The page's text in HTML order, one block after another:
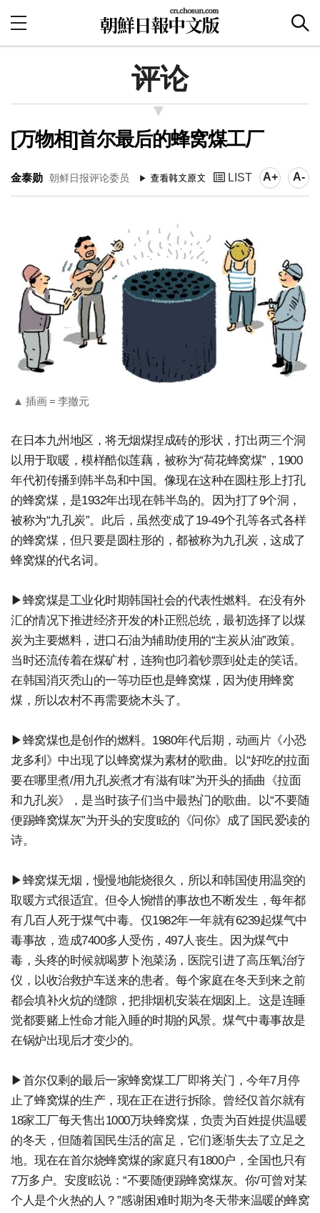
评论
[万物相]首尔最后的蜂窝煤工厂
金泰勋 朝鲜日报评论委员 LIST A+ A-
▲ 插画 = 李撤元
在日本九州地区，将无烟煤捏成砖的形状，打出两三个洞
以用于取暖，模样酷似莲藕，被称为“荷花蜂窝煤”，1900
年代初传播到韩半岛和中国。像现在这种在圆柱形上打孔
的蜂窝煤，是1932年出现在韩半岛的。因为打了9个洞，
被称为“九孔炭”。此后，虽然变成了19-49个孔等各式各样
的蜂窝煤，但只要是圆柱形的，都被称为九孔炭，这成了
蜂窝煤的代名词。
▶蜂窝煤是工业化时期韩国社会的代表性燃料。在没有外
汇的情况下推进经济开发的朴正熙总统，最初选择了以煤
炭为主要燃料，进口石油为辅助使用的“主炭从油”政策。
当时还流传着在煤矿村，连狗也叼着钞票到处走的笑话。
在韩国消灭秃山的一等功臣也是蜂窝煤，因为使用蜂窝
煤，所以农村不再需要烧木头了。
▶蜂窝煤也是创作的燃料。1980年代后期，动画片《小恐
龙多利》中出现了以蜂窝煤为素材的歌曲。以“好吃的拉面
要在哪里煮/用九孔炭煮才有滋有味”为开头的插曲《拉面
和九孔炭》，是当时孩子们当中最热门的歌曲。以“不要随
便踢蜂窝煤灰”为开头的安度眩的《问你》成了国民爱读的
诗。
▶蜂窝煤无烟，慢慢地能烧很久，所以和韩国使用温突的
取暖方式很适宜。但令人惋惜的事故也不断发生，每年都
有几百人死于煤气中毒。仅1982年一年就有6239起煤气中
毒事故，造成7400多人受伤，497人丧生。因为煤气中
毒，头疼的时候就喝萝卜泡菜汤，医院引进了高压氧治疗
仪，以收治救护车送来的患者。每个家庭在冬天到来之前
都会填补火炕的缝隙，把排烟机安装在烟囱上。这是连睡
觉都要赌上性命才能入睡的时期的风景。煤气中毒事故是
在锅炉出现后才变少的。
▶首尔仅剩的最后一家蜂窝煤工厂即将关门，今年7月停
止了蜂窝煤的生产，现在正在进行拆除。曾经仅首尔就有
18家工厂每天售出1000万块蜂窝煤，负责为百姓提供温暖
的冬天，但随着国民生活的富足，它们逐渐失去了立足之
地。现在在首尔烧蜂窝煤的家庭只有1800户，全国也只有
7万多户。安度眩说：“不要随便踢蜂窝煤灰。你/可曾对某
个人是个火热的人？”感谢困难时期为冬天带来温暖的蜂窝